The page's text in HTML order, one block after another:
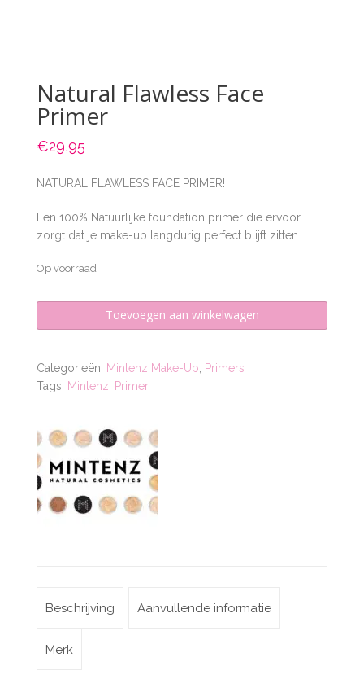
Natural Flawless Face
Primer
€29,95
NATURAL FLAWLESS FACE PRIMER!
Een 100% Natuurlijke foundation primer die ervoor
zorgt dat je make-up langdurig perfect blijft zitten.
Op voorraad
Flawless
Primer
aantal
Toevoegen aan winkelwagen
Categorieën: Mintenz Make-Up
Primers
Tags: Mintenz Primer
Beschrijving Aanvullende informatie
Merk